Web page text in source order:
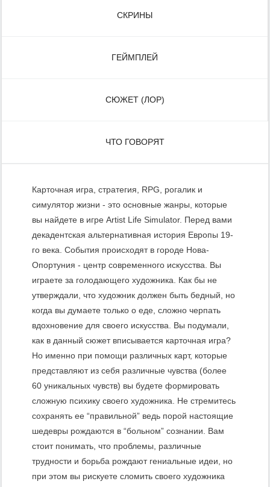
СКРИНЫ
ГЕЙМПЛЕЙ
СЮЖЕТ (ЛОР)
ЧТО ГОВОРЯТ
Карточная игра, стратегия, RPG, рогалик и
симулятор жизни - это основные жанры, которые
вы найдете в игре Artist Life Simulator. Перед вами
декадентская альтернативная история Европы 19-
го века. События происходят в городе Нова-
Опортуния - центр современного искусства. Вы
играете за голодающего художника. Как бы не
утверждали, что художник должен быть бедный, но
когда вы думаете только о еде, сложно черпать
вдохновение для своего искусства. Вы подумали,
как в данный сюжет вписывается карточная игра?
Но именно при помощи различных карт, которые
представляют из себя различные чувства (более
60 уникальных чувств) вы будете формировать
сложную психику своего художника. Не стремитесь
сохранять ее “правильной” ведь порой настоящие
шедевры рождаются в “больном” сознании. Вам
стоит понимать, что проблемы, различные
трудности и борьба рождают гениальные идеи, но
при этом вы рискуете сломить своего художника